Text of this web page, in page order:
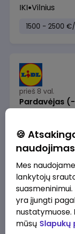
IKI Vilnius
1500 - 2500
prieš 8 val.
Pardavėjas
1715 - 2170 €/
prieš 8 val.
Darbo
🍪
naudojimas
Mes
lankytojų
yra įjungti
nustatymuose.
mūsų Slapukų